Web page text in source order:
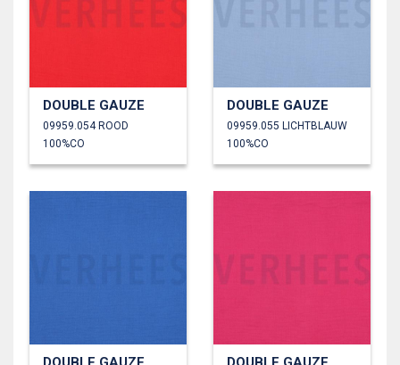
DOUBLE GAUZE
09959.054 ROOD
100%CO
DOUBLE GAUZE
09959.055 LICHTBLAUW
100%CO